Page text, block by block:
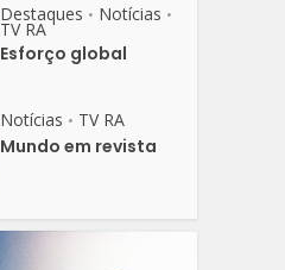
Destaques • Notícias •
TV RA
Esforço global
Notícias • TV RA
Mundo em revista